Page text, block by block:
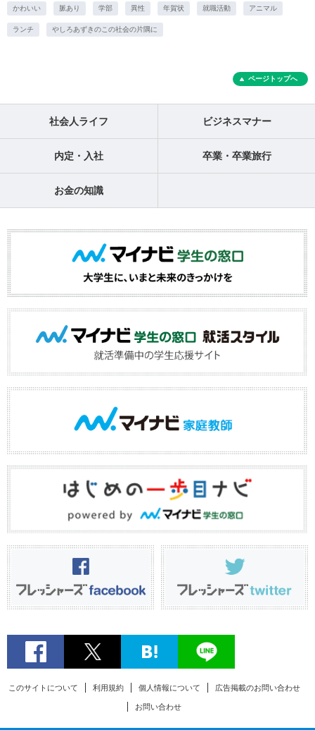
かわいい 脈あり 学部 異性 年賀状 就職活動 アニマル
ランチ やしろあずきのこの社会の片隅に
ページトップへ
社会人ライフ ビジネスマナー
内定・入社 卒業・卒業旅行
お金の知識
このサイトについて 利用規約 個人情報について 広告掲載のお問い合わせ
お問い合わせ